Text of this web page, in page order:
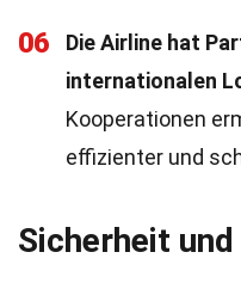
06
Die Airline hat
internationalen
Kooperationen
effizienter und
Sicherheit